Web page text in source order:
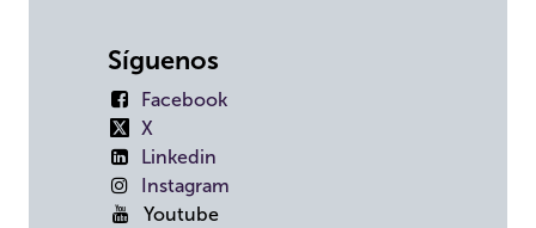
Síguenos
Facebook
X
Linkedin
Instagram
Youtube